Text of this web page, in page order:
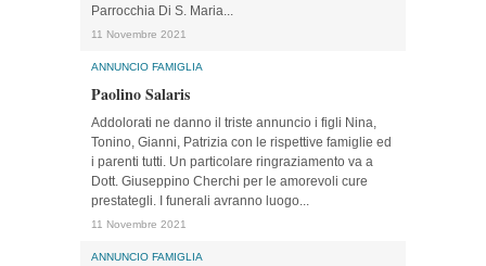
Parrocchia Di S. Maria...
11 Novembre 2021
ANNUNCIO FAMIGLIA
Paolino Salaris
Addolorati ne danno il triste annuncio i figli Nina,
Tonino, Gianni, Patrizia con le rispettive famiglie ed
i parenti tutti. Un particolare ringraziamento va a
Dott. Giuseppino Cherchi per le amorevoli cure
prestategli. I funerali avranno luogo...
11 Novembre 2021
ANNUNCIO FAMIGLIA